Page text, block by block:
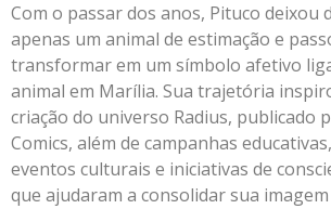
Com o passar dos anos, Pituco deixou
apenas um animal de estimação e
transformar em um símbolo afetivo
animal em Marília. Sua trajetória
criação do universo Radius, publicado
Comics, além de campanhas
eventos culturais e iniciativas de
que ajudaram a consolidar sua